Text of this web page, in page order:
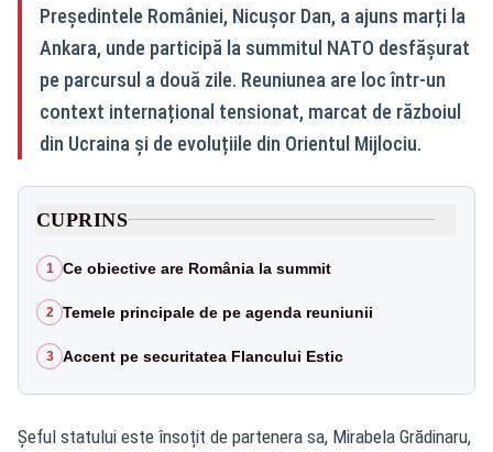
Președintele României, Nicușor Dan, a ajuns marți la
Ankara, unde participă la summitul NATO desfășurat
pe parcursul a două zile. Reuniunea are loc într-un
context internațional tensionat, marcat de războiul
din Ucraina și de evoluțiile din Orientul Mijlociu.
CUPRINS
1 Ce obiective are România la summit
2 Temele principale de pe agenda reuniunii
3 Accent pe securitatea Flancului Estic
Șeful statului este însoțit de partenera sa, Mirabela Grădinaru,